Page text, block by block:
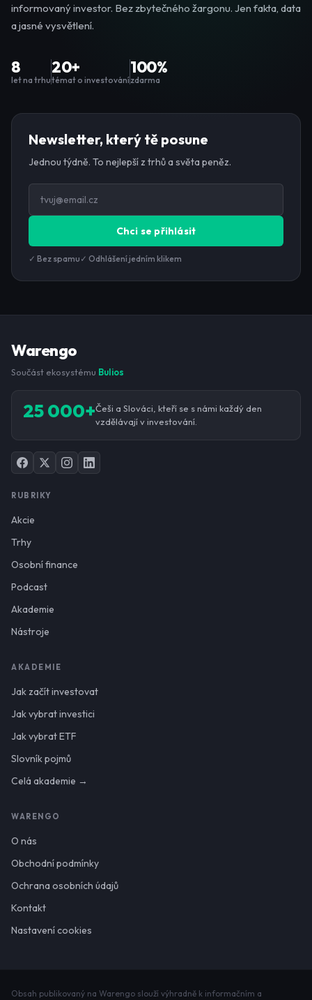
informovaný investor. Bez zbytečného žargonu. Jen fakta, data
a jasné vysvětlení.
8
let na trhu
20+
témat o investování
100%
zdarma
Newsletter, který tě posune
Jednou týdně. To nejlepší z trhů a světa peněz.
Chci se přihlásit
✓ Bez spamu ✓ Odhlášení jedním klikem
Warengo
Součást ekosystému Bulios
25 000+Češi a Slováci, kteří se s námi každý den
vzdělávají v investování.
RUBRIKY
Akcie
Trhy
Osobní finance
Podcast
Akademie
Nástroje
AKADEMIE
Jak začít investovat
Jak vybrat investici
Jak vybrat ETF
Slovník pojmů
Celá akademie →
WARENGO
O nás
Obchodní podmínky
Ochrana osobních údajů
Kontakt
Nastavení cookies
Obsah publikovaný na Warengo slouží výhradně k informačním a